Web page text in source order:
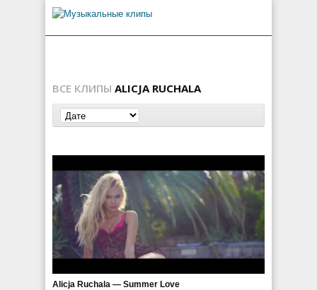
ВСЕ КЛИПЫ ALICJA RUCHALA
Alicja Ruchala — Summer Love